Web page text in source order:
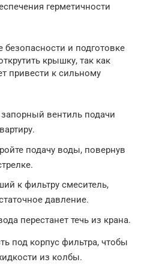
герметичности
и подготовке
крышку, так как
привести к сильному
вентиль подачи
подачу воды, повернув
к фильтру смеситель,
давление.
перестанет течь из крана.
под корпус фильтра, чтобы
из колбы.